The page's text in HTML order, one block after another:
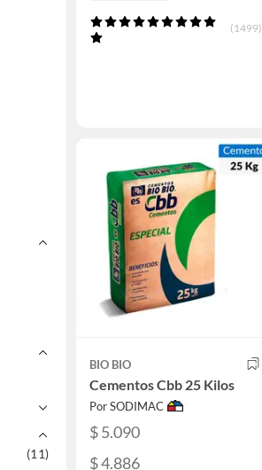
(11)
(1499)
BIO BIO
Cementos Cbb 25 Kilos
Por SODIMAC
$ 5.090
$ 4.886